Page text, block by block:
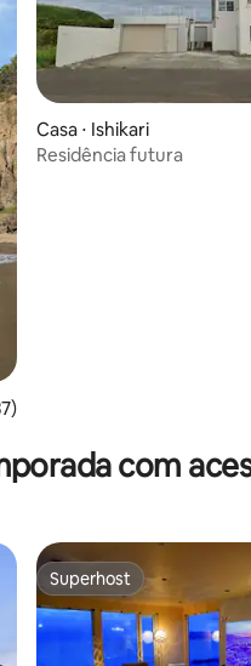
avaliação média de 5, 37
Casa ⋅ Ishikari
Residência futura
com
Superhost
Superhost